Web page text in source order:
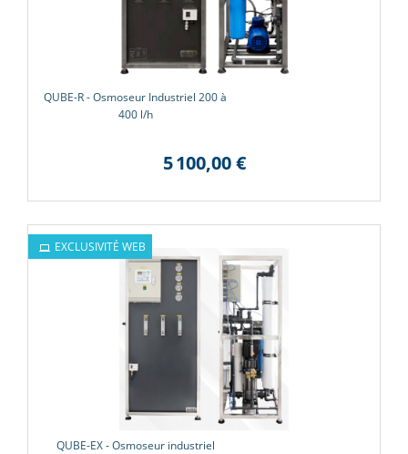
QUBE-R - Osmoseur Industriel 200 à
400 l/h
5 100,00 €
QUBE-EX - Osmoseur industriel
EXCLUSIVITÉ WEB